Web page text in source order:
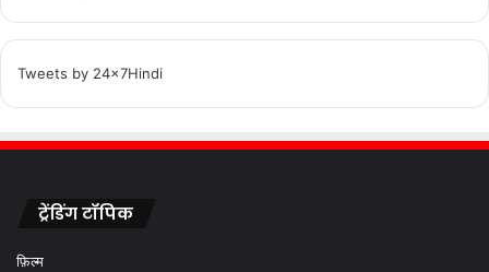
Tweets by 24x7Hindi
ट्रेंडिंग टॉपिक
फ़िल्म